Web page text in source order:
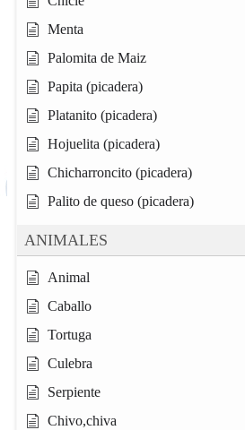
Menta
Palomita de Maiz
Papita (picadera)
Platanito (picadera)
Hojuelita (picadera)
Chicharroncito (picadera)
Palito de queso (picadera)
ANIMALES
Animal
Caballo
Tortuga
Culebra
Serpiente
Chivo,chiva